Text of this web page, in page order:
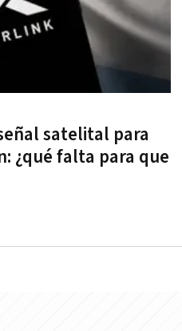
satelital para
¿qué falta para que